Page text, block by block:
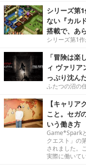
シリーズ第
ない『カル
搭載で、あ
シリーズ第1
「冒険は楽
ィ ヴァリ
っぷり沈ん
ふたつの沼の
【キャリア
こと。セガ
いう働き方
Game*Spark
クエスト」の
されました。
実際に働いて